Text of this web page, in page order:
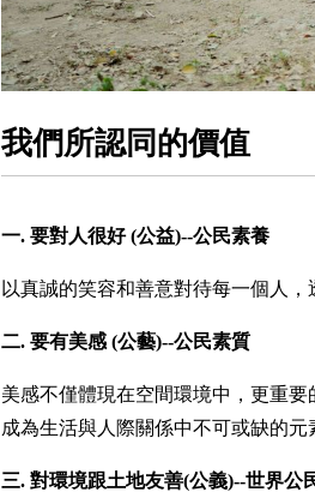
我們所認同的價值
一. 要對人很好(公益)--公民素養
以真誠的笑容和善意對待每一個人
二. 要有美感 (公藝)--公民素質
美感不僅體現在空間環境中，更重
成為生活與人際關係中不可或缺的元
三. 對環境跟土地友善(公義)--世界公